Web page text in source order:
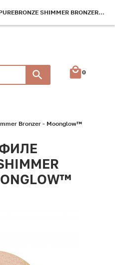
0
Bronzer - Moonglow™
БРОНЗЕР В РЕФИЛЕ PUREBRONZE SHIMMER BRONZER - MOONGLOW™
БРОНЗЕР В РЕФИЛЕ PUREBRONZE SHIMMER BRONZER - MOONGLOW™